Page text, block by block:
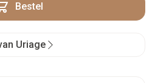
Bestel
Uriage